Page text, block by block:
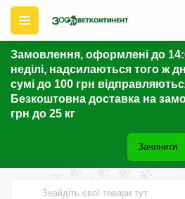
Замовлення, оформлені до
неділі, надсилаються того ж
сумі до 100 грн
Безкоштовна доставка на
грн до 25 кг
Зачинити